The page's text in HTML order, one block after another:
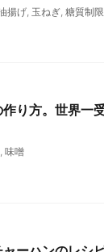
揚げ 玉ねぎ 糖質制限
り方。世界一
, 味噌